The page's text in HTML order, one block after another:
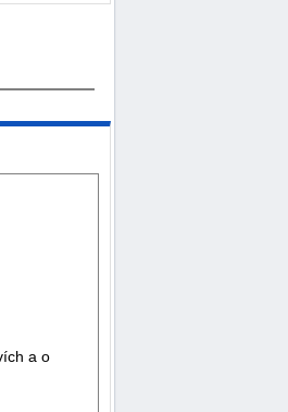
a o